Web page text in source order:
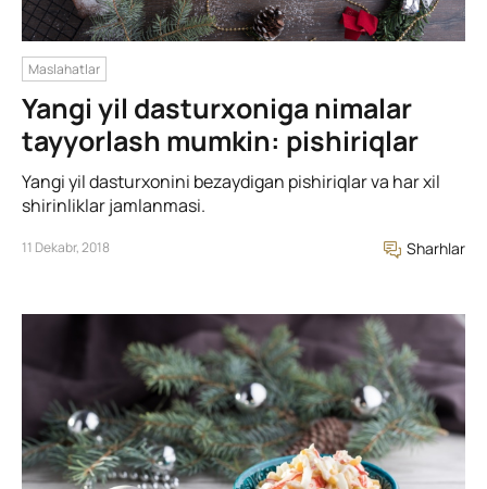
Maslahatlar
Yangi yil dasturxoniga nimalar
tayyorlash mumkin: pishiriqlar
Yangi yil dasturxonini bezaydigan pishiriqlar va har xil
shirinliklar jamlanmasi.
11 Dekabr, 2018 Sharhlar